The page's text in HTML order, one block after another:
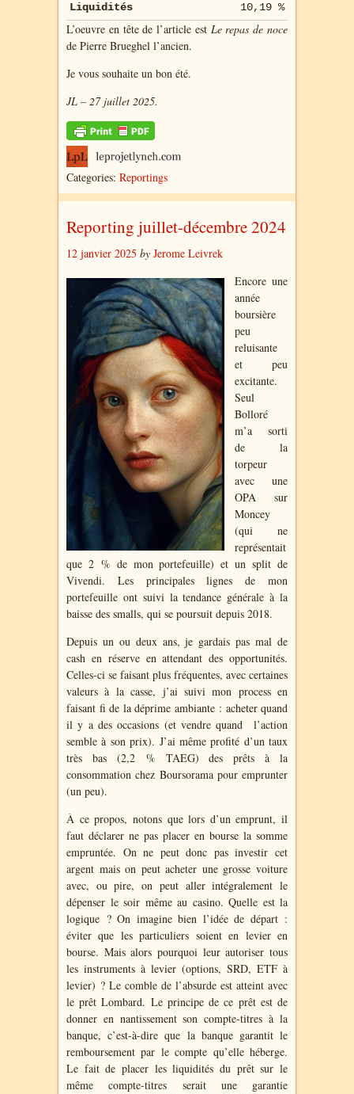
Liquidités 10,19 %
L’oeuvre en tête de l’article est Le repas de noce
de Pierre Brueghel l’ancien.
Je vous souhaite un bon été.
JL – 27 juillet 2025.
Categories: Reportings
Reporting juillet-décembre 2024
12 janvier 2025 by Jerome Leivrek
Encore une
année
boursière
peu
reluisante
et peu
excitante.
Seul
Bolloré
m’a sorti
de la
torpeur
avec une
OPA sur
Moncey
(qui ne
représentait
que 2 % de mon portefeuille) et un split de
Vivendi. Les principales lignes de mon
portefeuille ont suivi la tendance générale à la
baisse des smalls, qui se poursuit depuis 2018.
Depuis un ou deux ans, je gardais pas mal de
cash en réserve en attendant des opportunités.
Celles-ci se faisant plus fréquentes, avec certaines
valeurs à la casse, j’ai suivi mon process en
faisant fi de la déprime ambiante : acheter quand
il y a des occasions (et vendre quand l’action
semble à son prix). J’ai même profité d’un taux
très bas (2,2 % TAEG) des prêts à la
consommation chez Boursorama pour emprunter
(un peu).
À ce propos, notons que lors d’un emprunt, il
faut déclarer ne pas placer en bourse la somme
empruntée. On ne peut donc pas investir cet
argent mais on peut acheter une grosse voiture
avec, ou pire, on peut aller intégralement le
dépenser le soir même au casino. Quelle est la
logique ? On imagine bien l’idée de départ :
éviter que les particuliers soient en levier en
bourse. Mais alors pourquoi leur autoriser tous
les instruments à levier (options, SRD, ETF à
levier) ? Le comble de l’absurde est atteint avec
le prêt Lombard. Le principe de ce prêt est de
donner en nantissement son compte-titres à la
banque, c’est-à-dire que la banque garantit le
remboursement par le compte qu’elle héberge.
Le fait de placer les liquidités du prêt sur le
même compte-titres serait une garantie